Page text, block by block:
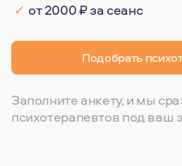
✓ от 2000 ₽ за сеанс
Подобрать
Заполните анкету, и мы
психотерапевтов под ваш